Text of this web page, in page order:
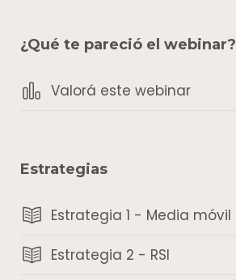
¿Qué te pareció el webinar?
Valorá este webinar
Estrategias
Estrategia 1 - Media móvil
Estrategia 2 - RSI